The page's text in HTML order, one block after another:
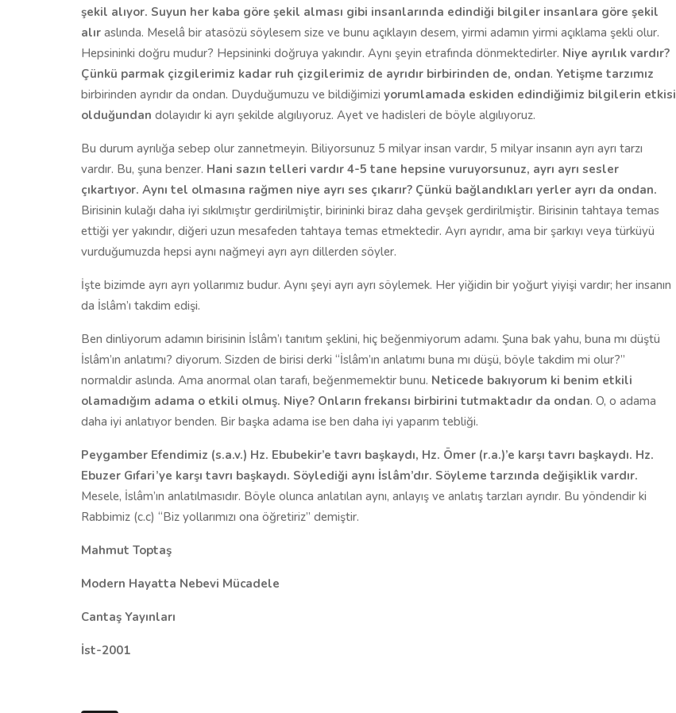
şekil alıyor. Suyun her kaba göre şekil alması gibi insanlarında edindiği bilgiler insanlara göre şekil
alır aslında. Meselâ bir atasözü söylesem size ve bunu açıklayın desem, yirmi adamın yirmi açıklama şekli olur.
Hepsininki doğru mudur? Hepsininki doğruya yakındır. Aynı şeyin etrafında dönmektedirler. Niye ayrılık vardır?
Çünkü parmak çizgilerimiz kadar ruh çizgilerimiz de ayrıdır birbirinden de, ondan. Yetişme tarzımız
birbirinden ayrıdır da ondan. Duyduğumuzu ve bildiğimizi yorumlamada eskiden edindiğimiz bilgilerin etkisi
olduğundan dolayıdır ki ayrı şekilde algılıyoruz. Ayet ve hadisleri de böyle algılıyoruz.
Bu durum ayrılığa sebep olur zannetmeyin. Biliyorsunuz 5 milyar insan vardır, 5 milyar insanın ayrı ayrı tarzı
vardır. Bu, şuna benzer. Hani sazın telleri vardır 4-5 tane hepsine vuruyorsunuz, ayrı ayrı sesler
çıkartıyor. Aynı tel olmasına rağmen niye ayrı ses çıkarır? Çünkü bağlandıkları yerler ayrı da ondan.
Birisinin kulağı daha iyi sıkılmıştır gerdirilmiştir, birininki biraz daha gevşek gerdirilmiştir. Birisinin tahtaya temas
ettiği yer yakındır, diğeri uzun mesafeden tahtaya temas etmektedir. Ayrı ayrıdır, ama bir şarkıyı veya türküyü
vurduğumuzda hepsi aynı nağmeyi ayrı ayrı dillerden söyler.
İşte bizimde ayrı ayrı yollarımız budur. Aynı şeyi ayrı ayrı söylemek. Her yiğidin bir yoğurt yiyişi vardır; her insanın
da İslâm’ı takdim edişi.
Ben dinliyorum adamın birisinin İslâm’ı tanıtım şeklini, hiç beğenmiyorum adamı. Şuna bak yahu, buna mı düştü
İslâm’ın anlatımı? diyorum. Sizden de birisi derki “İslâm’ın anlatımı buna mı düşü, böyle takdim mi olur?”
normaldir aslında. Ama anormal olan tarafı, beğenmemektir bunu. Neticede bakıyorum ki benim etkili
olamadığım adama o etkili olmuş. Niye? Onların frekansı birbirini tutmaktadır da ondan. O, o adama
daha iyi anlatıyor benden. Bir başka adama ise ben daha iyi yaparım tebliği.
Peygamber Efendimiz (s.a.v.) Hz. Ebubekir’e tavrı başkaydı, Hz. Ömer (r.a.)’e karşı tavrı başkaydı. Hz.
Ebuzer Gıfari’ye karşı tavrı başkaydı. Söylediği aynı İslâm’dır. Söyleme tarzında değişiklik vardır.
Mesele, İslâm’ın anlatılmasıdır. Böyle olunca anlatılan aynı, anlayış ve anlatış tarzları ayrıdır. Bu yöndendir ki
Rabbimiz (c.c) “Biz yollarımızı ona öğretiriz” demiştir.
Mahmut Toptaş
Modern Hayatta Nebevi Mücadele
Cantaş Yayınları
İst-2001